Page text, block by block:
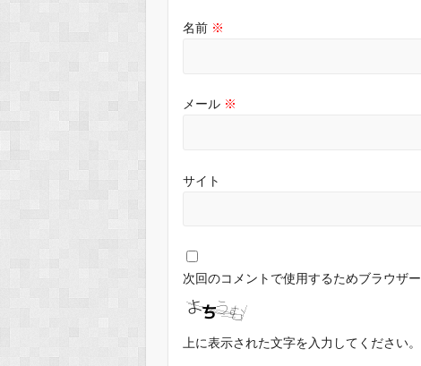
名前 ※
メール ※
サイト
次回のコメントで使用するためブラウザ
上に表示された文字を入力してください。